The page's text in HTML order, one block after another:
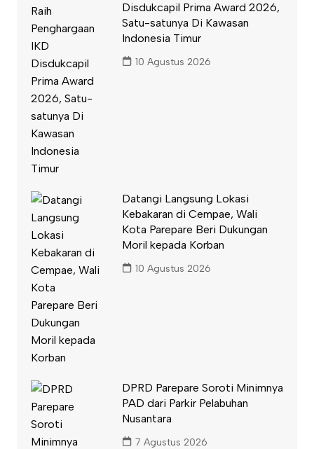
Disdukcapil Prima Award 2026,
Satu-satunya Di Kawasan
Indonesia Timur
10 Agustus 2026
Datangi Langsung Lokasi
Kebakaran di Cempae, Wali
Kota Parepare Beri Dukungan
Moril kepada Korban
10 Agustus 2026
DPRD Parepare Soroti Minimnya
PAD dari Parkir Pelabuhan
Nusantara
7 Agustus 2026